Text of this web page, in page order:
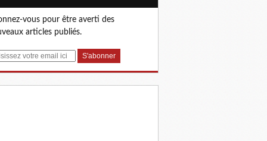
vous pour être averti des
articles publiés.